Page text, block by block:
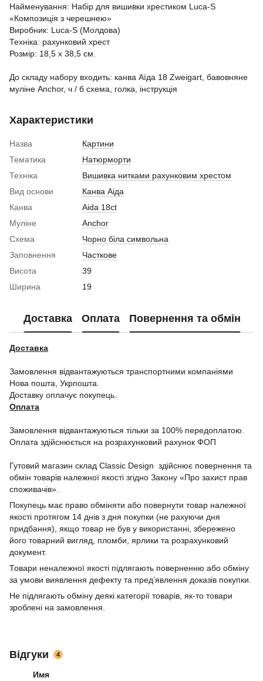
Найменування: Набір для вишивки хрестиком Luca-S
«Композиція з черешнею»
Виробник: Luca-S (Молдова)
Техніка: рахунковий хрест
Розмір: 18,5 х 38,5 см.
До складу набору входить: канва Аїда 18 Zweigart, бавовняне
муліне Anchor, ч / б схема, голка, інструкція
Характеристики
Назва
Картини
Тематика
Натюрморти
Техніка
Вишивка нитками рахунковим хрестом
Вид основи
Канва Аіда
Канва
Aida 18ct
Муліне
Anchor
Схема
Чорно біла символьна
Заповнення
Часткове
Висота
39
Ширина
19
Доставка Оплата Повернення та обмін
Доставка
Замовлення відвантажуються транспортними компаніями
Нова пошта, Укрпошта.
Доставку оплачує покупець.
Оплата
Замовлення відвантажуються тільки за 100% передоплатою.
Оплата здійснюється на розрахунковий рахунок ФОП
Гутовий магазин склад Classic Design здійснює повернення та
обмін товарів належної якості згідно Закону «Про захист прав
споживачів».
Покупець має право обміняти або повернути товар належної
якості протягом 14 днів з дня покупки (не рахуючи дня
придбання), якщо товар не був у використанні, збережено
його товарний вигляд, пломби, ярлики та розрахунковий
документ.
Товари неналежної якості підлягають поверненню або обміну
за умови виявлення дефекту та пред’явлення доказів покупки.
Не підлягають обміну деякі категорії товарів, як-то товари
зроблені на замовлення.
Відгуки 4
Имя